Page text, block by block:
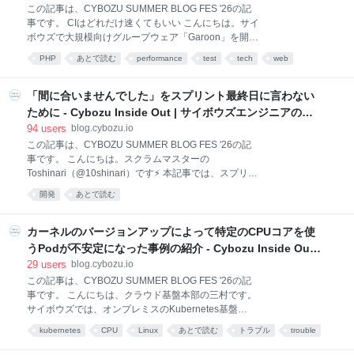
機能や目的などに応じて責任領域を分け、多くのチー
ムが並列で開発をしています。その中でもフロントエ
ンドについては、チームごとにオーナーシップを持っ
て管理しており、日々の開発はもちろん、利用する技
この記事は、CYBOZU SUMMER BLOG FES '26の記
事です。 CIはどれだけ速くてもいい こんにちは。サイ
ボウズで大規模向けグループウェア「Garoon」を開発
している赤間です。 私たちのプロダクトには、
PHPUnitのテストケースが15,000件以上、テストファ
ても、PHPUnit本体で約5分程度かかっていました。
この記事は、その4並列のPHPUnit実行時間を1並列1
分まで短縮した方法を解説します。 一言でまとめる
PHPUnitのprocess isolationをオフにしました。 そし
て、その過程で最大の難関だった、どのテストが副作
用を持っているのか分からない問題を、乱択と二分探
索で解決しました。 process isolationによるプロセス
PHP あとで読む performance test tech web
「間に合いませんでした」をスプリント最終日に言わない
ために - Cybozu Inside Out | サイボウズエンジニアのブ
ログ
94 users blog.cybozu.io
この記事は、CYBOZU SUMMER BLOG FES '26の記
事です。 こんにちは。スクラムマスターの
Toshinari（@10shinari）です⚡️ 本記事では、スプリン
ト最終日になってはじめて間に合わないと気づく、そ
んな状況を繰り返さないために、スプリント中にチー
いく「再計画」の考え方と、そのためにチームででき
ることをご紹介します。 スプリント中の「再計画」と
は スクラムでは、スプリントプランニングで立てた計
スプリントゴールを定め、どのPBIに取り組むかを選
び、必要な作業に落とし込む。この計画は、スプリン
トを進めるうえでの大切な出発点です。 一方で、計画
はあくまで「その時点で分かっている情報をもとにし
開発 あとで読む
カーネルのバージョンアップによって特定のCPUコアを使
うPodが不安定になった事例の紹介 - Cybozu Inside Out |
サイボウズエンジニアのブログ
29 users blog.cybozu.io
この記事は、CYBOZU SUMMER BLOG FES '26の記
事です。 こんにちは、クラウド基盤本部の三村です。
サイボウズでは、オンプレミスのKubernetes基盤
「Neco」でサービスを運用しています。 この記事で
は、IRQ Affinityの設定によってCPU Pinningされた
kubernetes CPU Linux あとで読む トラブル trouble